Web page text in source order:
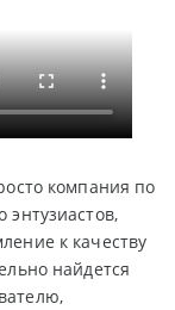
компания по
энтузиастов,
к качеству
найдется